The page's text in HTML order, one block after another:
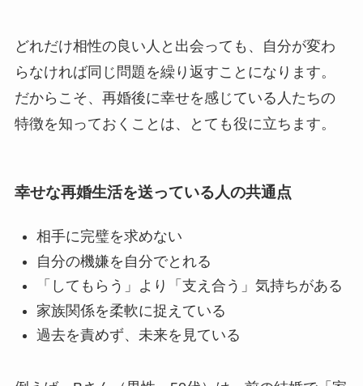
どれだけ相性の良い人と出会っても、自分が変わ
らなければ同じ問題を繰り返すことになります。
だからこそ、再婚後に幸せを感じている人たちの
特徴を知っておくことは、とても役に立ちます。
幸せな再婚生活を送っている人の共通点
相手に完璧を求めない
自分の機嫌を自分でとれる
「してもらう」より「支え合う」気持ちがある
家族関係を柔軟に捉えている
過去を責めず、未来を見ている